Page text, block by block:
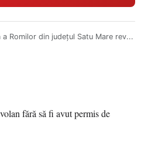
a Romilor din județul Satu Mare rev...